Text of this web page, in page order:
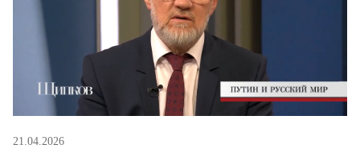
коммунизме виноваты […]
21.04.2026